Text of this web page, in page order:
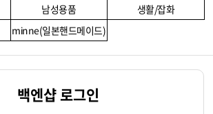
남성용품
생활/잡화
minne(일본핸드메이드)
백엔샵 로그인